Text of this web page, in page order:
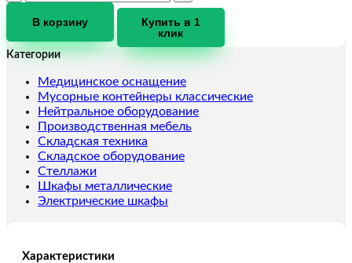
Ножничный
SJY0.5-
В корзину
Купить в 1
клик
Категории
Медицинское оснащение
Мусорные контейнеры классические
Нейтральное оборудование
Производственная мебель
Складская техника
Складское оборудование
Стеллажи
Шкафы металлические
Электрические шкафы
Характеристики